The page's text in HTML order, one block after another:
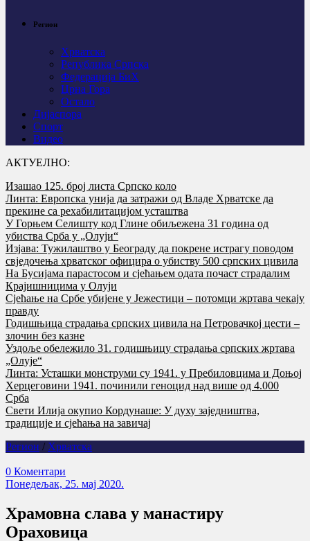
Регион
Хрватска
Република Српска
Федерација БиХ
Црна Гора
Остало
Дијаспора
Спорт
Видео
АКТУЕЛНО:
Изашао 125. број листа Српско коло
Линта: Европска унија да затражи од Владе Хрватске да
прекине са рехабилитацијом усташтва
У Горњем Селишту код Глине обиљежена 31 година од
убиства Срба у „Олуји“
Изјава: Тужилаштво у Београду да покрене истрагу поводом
свједочења хрватског официра о убиству 500 српских цивила
На Бусијама парастосом и сјећањем одата почаст страдалим
Крајишницима у Олуји
Сјећање на Србе убијене у Јежестици – потомци жртава чекају
правду
Годишњица страдања српских цивила на Петровачкој цести –
злочин без казне
Уздоље обележило 31. годишњицу страдања српских жртава
„Олује“
Линта: Усташки монструми су 1941. у Пребиловцима и Доњој
Херцеговини 1941. починили геноцид над више од 4.000
Срба
Свети Илија окупио Кордунаше: У духу заједништва,
традиције и сјећања на завичај
Регион / Хрватска
0 Коментари
Понедељак, 25. мај 2020.
Храмовна слава у манастиру
Ораховица